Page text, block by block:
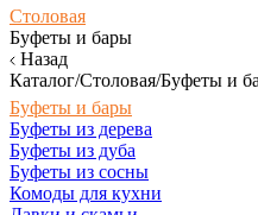
Столовая
Буфеты и бары
Назад
Каталог/Столовая/Буфеты и
Буфеты и бары
Буфеты из дерева
Буфеты из дуба
Буфеты из сосны
Комоды для кухни